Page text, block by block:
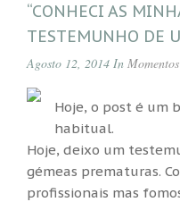
“CONHECI AS
TESTEMUNHO DE
Agosto 12, 2014 In Momentos
Hoje, o post é um
habitual.
Hoje, deixo um
gémeas prematuras.
profissionais mas